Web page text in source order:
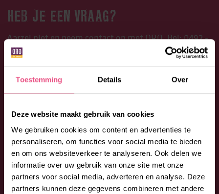
Toestemming Details Over
Deze website maakt gebruik van cookies
We gebruiken cookies om content en advertenties te
personaliseren, om functies voor social media te bieden
en om ons websiteverkeer te analyseren. Ook delen we
informatie over uw gebruik van onze site met onze
partners voor social media, adverteren en analyse. Deze
partners kunnen deze gegevens combineren met andere
HEB JE EEN VRAAG?
Aarzel niet en neem contact op met ORO. Bel:0492 -
53 00 53
of vul onderstaand formulier in. We
begeleiden je graag bij jouw vragen en wensen.